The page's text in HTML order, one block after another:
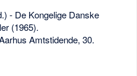
- De Kongelige Danske
(1965).
Amtstidende, 30.